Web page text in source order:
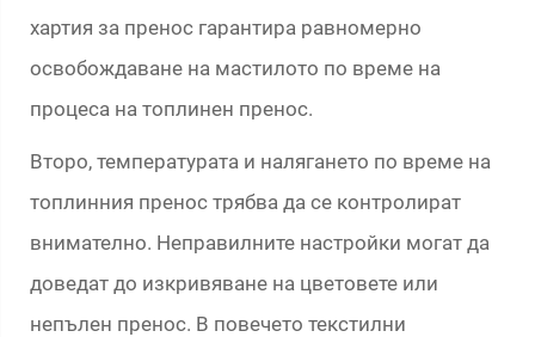
хартия за пренос гарантира равномерно
освобождаване на мастилото по време на
процеса на топлинен пренос.
Второ, температурата и налягането по време на
топлинния пренос трябва да се контролират
внимателно. Неправилните настройки могат да
доведат до изкривяване на цветовете или
непълен пренос. В повечето текстилни